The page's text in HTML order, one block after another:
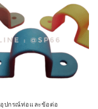
อุปกรณ์ท่อและข้อต่อ